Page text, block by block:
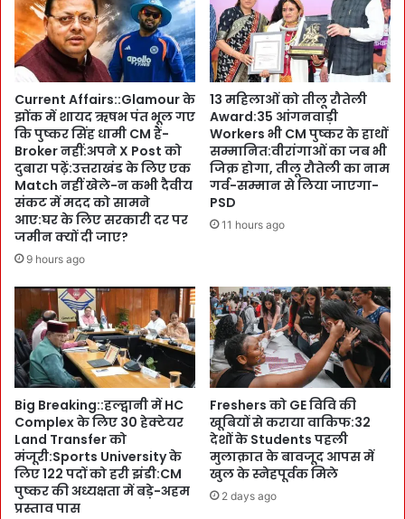
व
में
क
ला
का
रों
ने
पे
श
कि
या
सं
स्कृ
ति
प
रं
प
रा
का
शा
न
दा
र
सं
ग
म
मं
जू
री
से
ज्या
दा
R
o
a
d
C
u
t
t
n
g
-
खु
दा
छो
ड
ने
-
मा
न
कों
Current Affairs::Glamour के
झोंक में शायद ऋषभ पंत भूल गए
कि पुष्कर सिंह धामी CM हैं-
Broker नहीं:अपने X Post को
दुबारा पढ़ें:उत्तराखंड के लिए एक
Match नहीं खेले-न कभी दैवीय
संकट में मदद को सामने
आए:घर के लिए सरकारी दर पर
जमीन क्यों दी जाए?
9 hours ago
13 महिलाओं को तीलू रौतेली
Award:35 आंगनवाड़ी
Workers भी CM पुष्कर के हाथों
सम्मानित:वीरांगाओं का जब भी
जिक्र होगा, तीलू रौतेली का नाम
गर्व-सम्मान से लिया जाएगा-
PSD
11 hours ago
Big Breaking::हल्द्वानी में HC
Complex के लिए 30 हेक्टेयर
Land Transfer को
मंजूरी:Sports University के
लिए 122 पदों को हरी झंडी:CM
पुष्कर की अध्यक्षता में बड़े-अहम
प्रस्ताव पास
Freshers को GE विवि की
खूबियों से कराया वाकिफ:32
देशों के Students पहली
मुलाक़ात के बावजूद आपस में
खुल के स्नेहपूर्वक मिले
2 days ago